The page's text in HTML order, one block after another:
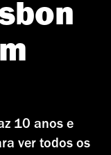
10 anos e
ver todos os